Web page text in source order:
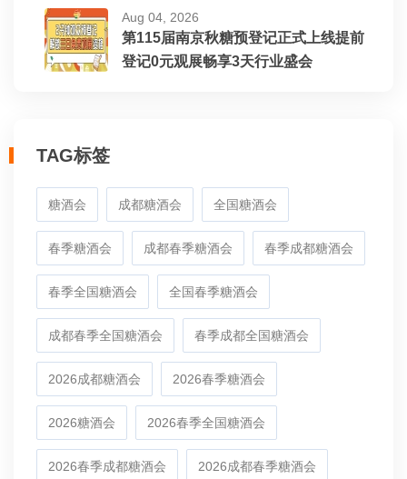
Aug 04, 2026
第115届南京秋糖预登记正式上线提前
登记0元观展畅享3天行业盛会
TAG标签
糖酒会 成都糖酒会 全国糖酒会
春季糖酒会 成都春季糖酒会 春季成都糖酒会
春季全国糖酒会 全国春季糖酒会
成都春季全国糖酒会 春季成都全国糖酒会
2026成都糖酒会 2026春季糖酒会
2026糖酒会 2026春季全国糖酒会
2026春季成都糖酒会 2026成都春季糖酒会